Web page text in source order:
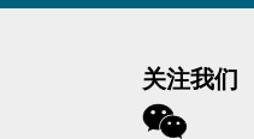
关注我们